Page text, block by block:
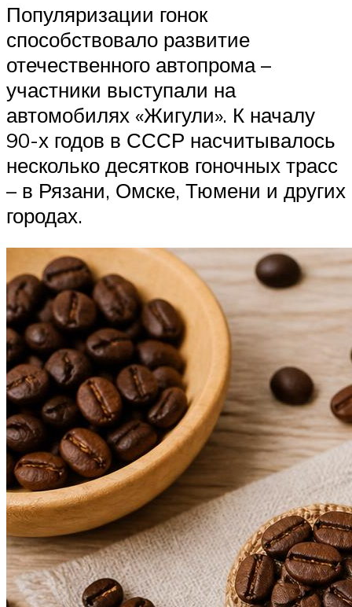
Популяризации гонок
способствовало развитие
отечественного автопрома –
участники выступали на
автомобилях «Жигули». К началу
90-х годов в СССР насчитывалось
несколько десятков гоночных трасс
– в Рязани, Омске, Тюмени и других
городах.